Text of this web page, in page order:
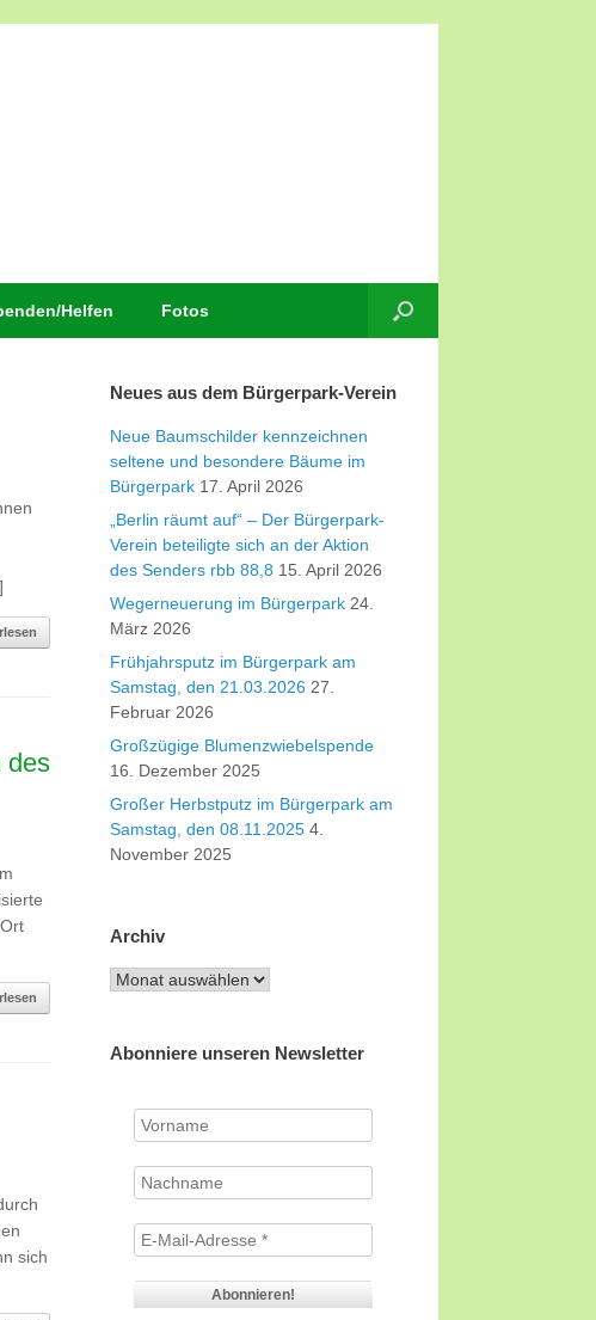
Helfen Fotos
des
sich
Neues aus dem Bürgerpark-Verein
Neue Baumschilder kennzeichnen
seltene und besondere Bäume im
Bürgerpark 17. April 2026
„Berlin räumt auf“ – Der Bürgerpark-
Verein beteiligte sich an der Aktion
des Senders rbb 88,8 15. April 2026
Wegerneuerung im Bürgerpark 24.
März 2026
Frühjahrsputz im Bürgerpark am
Samstag, den 21.03.2026 27.
Februar 2026
Großzügige Blumenzwiebelspende
16. Dezember 2025
Großer Herbstputz im Bürgerpark am
Samstag, den 08.11.2025 4.
November 2025
Archiv
Archiv
Abonniere unseren Newsletter